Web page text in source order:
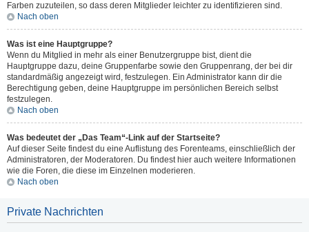
Farben zuzuteilen, so dass deren Mitglieder leichter zu identifizieren sind.
Nach oben
Was ist eine Hauptgruppe?
Wenn du Mitglied in mehr als einer Benutzergruppe bist, dient die
Hauptgruppe dazu, deine Gruppenfarbe sowie den Gruppenrang, der bei dir
standardmäßig angezeigt wird, festzulegen. Ein Administrator kann dir die
Berechtigung geben, deine Hauptgruppe im persönlichen Bereich selbst
festzulegen.
Nach oben
Was bedeutet der „Das Team“-Link auf der Startseite?
Auf dieser Seite findest du eine Auflistung des Forenteams, einschließlich der
Administratoren, der Moderatoren. Du findest hier auch weitere Informationen
wie die Foren, die diese im Einzelnen moderieren.
Nach oben
Private Nachrichten